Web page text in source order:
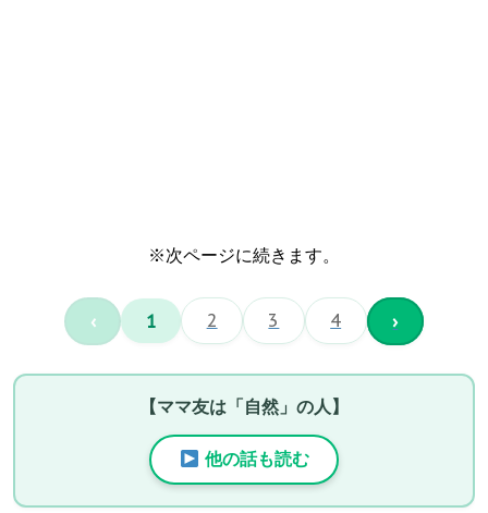
※次ページに続きます。
‹ 1 2 3 4 ›
【ママ友は「自然」の人】
他の話も読む